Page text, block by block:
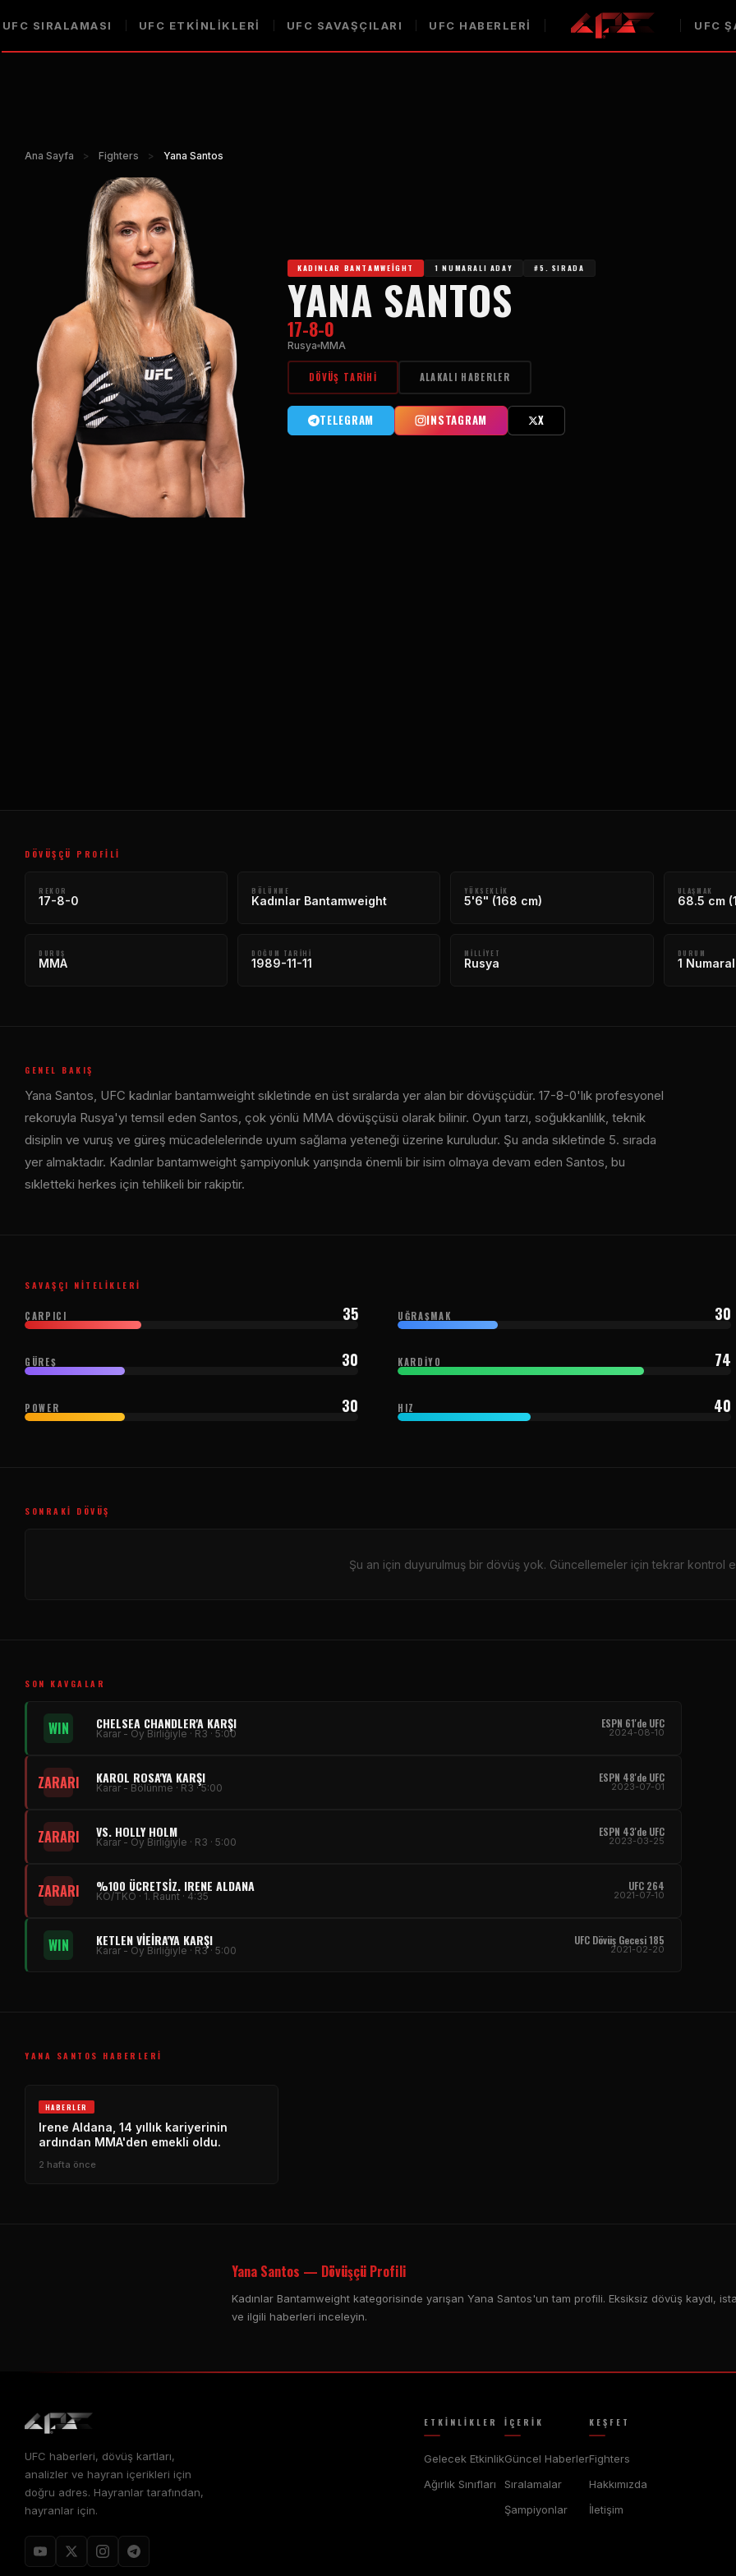
UFC SIRALAMASI UFC ETKINLIKLERI UFC SAVAŞÇILARI UFC HABERLERI UFC
Ana Sayfa > Fighters > Yana Santos
KADINLAR BANTAMWEIGHT 1 NUMARALI ADAY #5. SIRADA
YANA SANTOS
17-8-0
Rusya MMA
DÖVÜŞ TARIHI ALAKALI HABERLER
TELEGRAM INSTAGRAM X
DÖVÜŞÇÜ PROFILI
REKOR
17-8-0
BÖLÜNME
Kadınlar Bantamweight
YÜKSEKLIK
5'6" (168 cm)
ULAŞMAK
68.5 cm
DURUŞ
MMA
DOĞUM TARIHI
1989-11-11
MILLIYET
Rusya
DURUM
1
GENEL BAKIŞ
Yana Santos, UFC kadınlar bantamweight sıkletinde en üst sıralarda yer alan bir dövüşçüdür. 17-8-0'lık profesyonel
rekoruyla Rusya'yı temsil eden Santos, çok yönlü MMA dövüşçüsü olarak bilinir. Oyun tarzı, soğukkanlılık, teknik
disiplin ve vuruş ve güreş mücadelelerinde uyum sağlama yeteneği üzerine kuruludur. Şu anda sıkletinde 5. sırada
yer almaktadır. Kadınlar bantamweight şampiyonluk yarışında önemli bir isim olmaya devam eden Santos, bu
sıkletteki herkes için tehlikeli bir rakiptir.
SAVAŞÇI NITELIKLERI
ÇARPICI 35 UĞRAŞMAK 30
GÜREŞ 30 KARDIYO 74
POWER 30 HIZ 40
SONRAKI DÖVÜŞ
Şu an için duyurulmuş bir dövüş yok. Güncellemeler için tekrar kontrol
SON KAVGALAR
WIN CHELSEA CHANDLER'A KARŞI
Karar - Oy Birliğiyle · R3 · 5:00
ESPN 61'de UFC
2024-08-10
ZARARI KAROL ROSA'YA KARŞI
Karar - Bölünme · R3 · 5:00
ESPN 48'de UFC
2023-07-01
ZARARI VS. HOLLY HOLM
Karar - Oy Birliğiyle · R3 · 5:00
ESPN 43'de UFC
2023-03-25
ZARARI %100 ÜCRETSIZ. IRENE ALDANA
KO/TKO · 1. Raunt · 4:35
UFC 264
2021-07-10
WIN KETLEN VIEIRA'YA KARŞI
Karar - Oy Birliğiyle · R3 · 5:00
UFC Dövüş Gecesi 185
2021-02-20
YANA SANTOS HABERLERI
HABERLER
Irene Aldana, 14 yıllık kariyerinin
ardından MMA'den emekli oldu.
2 hafta önce
Yana Santos — Dövüşçü Profili
Kadınlar Bantamweight kategorisinde yarışan Yana Santos'un tam profili. Eksiksiz dövüş kaydı,
ve ilgili haberleri inceleyin.
UFC haberleri, dövüş kartları,
analizler ve hayran içerikleri için
doğru adres. Hayranlar tarafından,
hayranlar için.
ETKINLIKLER
Gelecek Etkinlik
Ağırlık Sınıfları
İÇERIK
Güncel Haberler
Sıralamalar
Şampiyonlar
KEŞFET
Fighters
Hakkımızda
İletişim